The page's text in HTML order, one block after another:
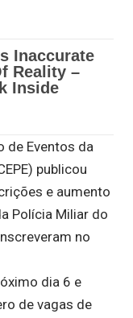
de Eventos da
publicou
e aumento
Polícia Miliar do
no
dia 6 e
de vagas de